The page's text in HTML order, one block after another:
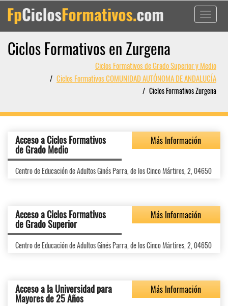
Toggle
Ciclos Formativos en Zurgena
Ciclos Formativos de Grado Superior y Medio
Ciclos Formativos COMUNIDAD AUTÓNOMA DE ANDALUCÍA
Ciclos Formativos Zurgena
Acceso a Ciclos Formativos
de Grado Medio
Más Información
Centro de Educación de Adultos Ginés Parra, de los Cinco Mártires, 2, 04650
Acceso a Ciclos Formativos
de Grado Superior
Más Información
Centro de Educación de Adultos Ginés Parra, de los Cinco Mártires, 2, 04650
Acceso a la Universidad para
Mayores de 25 Años
Más Información